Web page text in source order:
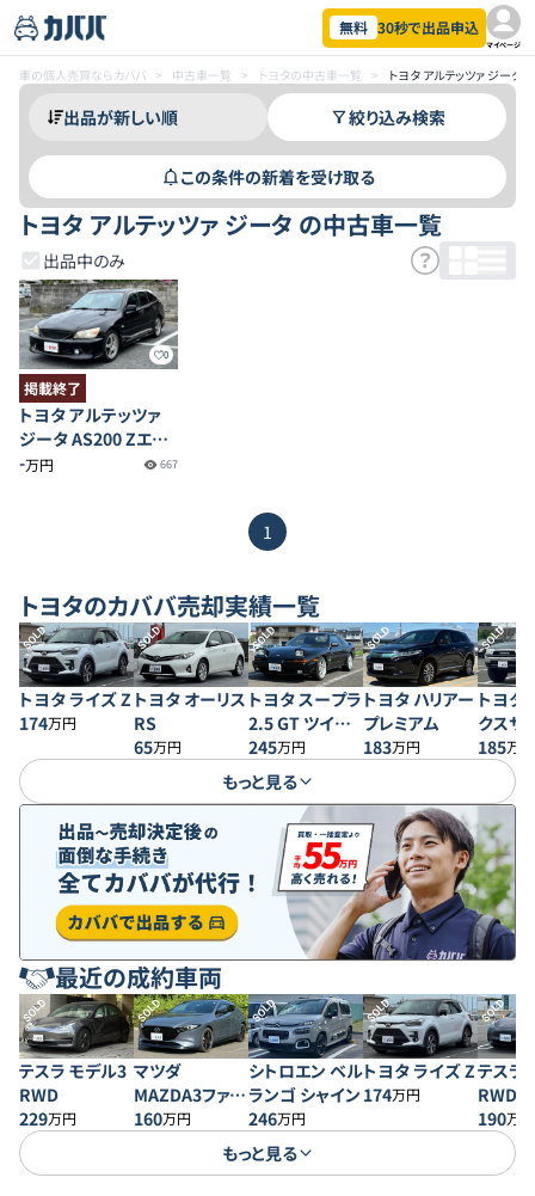
無料 30秒で出品申込
マイページ
車の個人売買ならカババ > 中古車一覧 > トヨタの中古車一覧 > トヨタ アルテッツァ ジータ
絞り込み検索
この条件の新着を受け取る
トヨタ アルテッツァ ジータ の中古車一覧
出品中のみ
0
掲載終了
トヨタ アルテッツァ
ジータ AS200 Zエデ
ィション
-万円 667
1
トヨタのカババ売却実績一覧
SOLD
トヨタ ライズ Z
174万円
SOLD
トヨタ オーリス
RS
65万円
SOLD
トヨタ スープラ
2.5 GT ツイン
ターボR ワイド
ボディ
245万円
SOLD
トヨタ ハリアー
プレミアム
183万円
SOLD
トヨタ
クスサ
SSR-X
185万円
もっと見る
最近の成約車両
SOLD
テスラ モデル3
RWD
229万円
SOLD
マツダ
MAZDA3ファス
トバック 20S プ
ロアクティブ
160万円
SOLD
シトロエン ベル
ランゴ シャイン
246万円
SOLD
トヨタ ライズ Z
174万円
SOLD
テスラ
RWD
190万円
もっと見る